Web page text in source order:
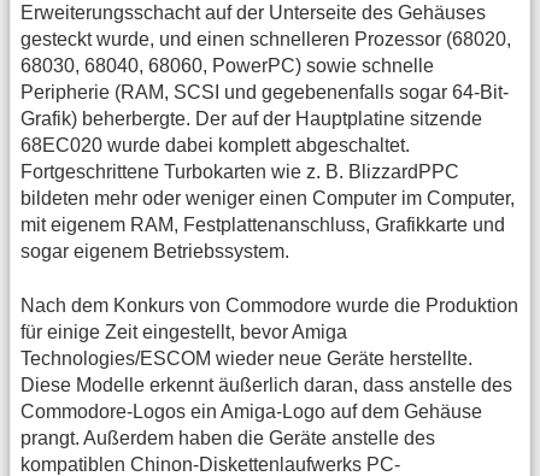
Erweiterungsschacht auf der Unterseite des Gehäuses
gesteckt wurde, und einen schnelleren Prozessor (68020,
68030, 68040, 68060, PowerPC) sowie schnelle
Peripherie (RAM, SCSI und gegebenenfalls sogar 64-Bit-
Grafik) beherbergte. Der auf der Hauptplatine sitzende
68EC020 wurde dabei komplett abgeschaltet.
Fortgeschrittene Turbokarten wie z. B. BlizzardPPC
bildeten mehr oder weniger einen Computer im Computer,
mit eigenem RAM, Festplattenanschluss, Grafikkarte und
sogar eigenem Betriebssystem.
Nach dem Konkurs von Commodore wurde die Produktion
für einige Zeit eingestellt, bevor Amiga
Technologies/ESCOM wieder neue Geräte herstellte.
Diese Modelle erkennt äußerlich daran, dass anstelle des
Commodore-Logos ein Amiga-Logo auf dem Gehäuse
prangt. Außerdem haben die Geräte anstelle des
kompatiblen Chinon-Diskettenlaufwerks PC-